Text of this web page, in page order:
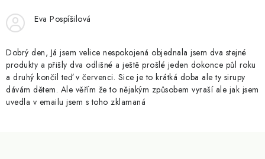
Kontakty Slovník pojmů
Podmínky ochrany osobních údajů
Doprava a platba
Slevový systém
Vše o nákupu
Eva Pospíšilová
Dobrý den, Já jsem velice nespokojená objednala jsem dva stejné
produkty a přišly dva odlišné a ještě prošlé jeden dokonce půl roku
a druhý končil teď v červenci. Sice je to krátká doba ale ty sirupy
dávám dětem. Ale věřím že to nějakým způsobem vyraší ale jak jsem
uvedla v emailu jsem s toho zklamaná